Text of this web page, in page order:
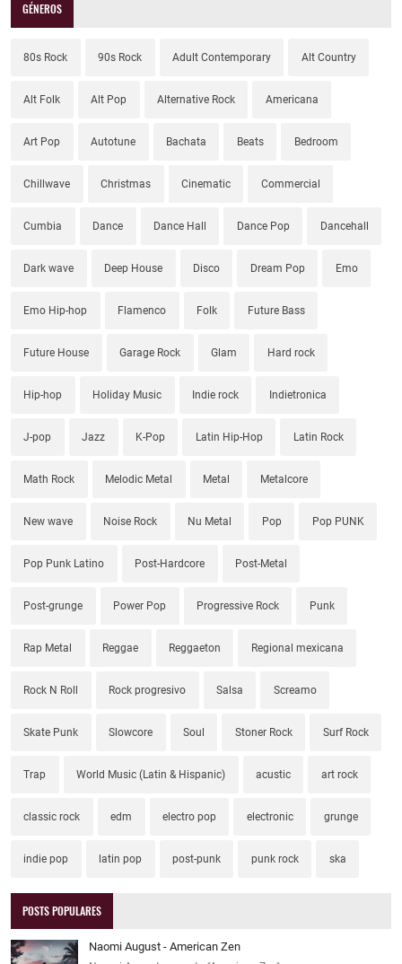
GÉNEROS
80s Rock 90s Rock Adult Contemporary Alt Country
Alt Folk Alt Pop Alternative Rock Americana
Art Pop Autotune Bachata Beats Bedroom
Chillwave Christmas Cinematic Commercial
Cumbia Dance Dance Hall Dance Pop Dancehall
Dark wave Deep House Disco Dream Pop Emo
Emo Hip-hop Flamenco Folk Future Bass
Future House Garage Rock Glam Hard rock
Hip-hop Holiday Music Indie rock Indietronica
J-pop Jazz K-Pop Latin Hip-Hop Latin Rock
Math Rock Melodic Metal Metal Metalcore
New wave Noise Rock Nu Metal Pop Pop PUNK
Pop Punk Latino Post-Hardcore Post-Metal
Post-grunge Power Pop Progressive Rock Punk
Rap Metal Reggae Reggaeton Regional mexicana
Rock N Roll Rock progresivo Salsa Screamo
Skate Punk Slowcore Soul Stoner Rock Surf Rock
Trap World Music (Latin & Hispanic) acustic art rock
classic rock edm electro pop electronic grunge
indie pop latin pop post-punk punk rock ska
POSTS POPULARES
Naomi August - American Zen